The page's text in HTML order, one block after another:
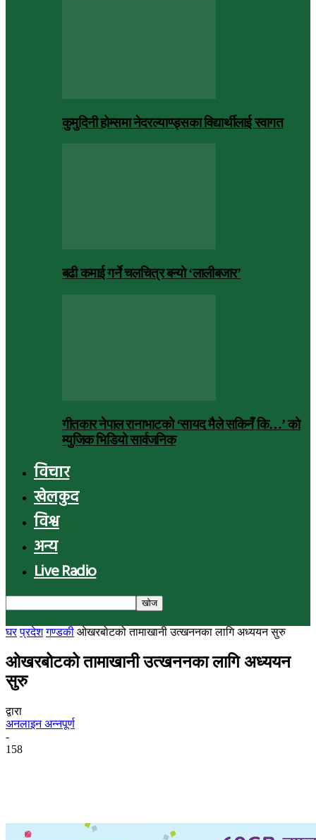
कुमुदिनी होम्समा नेदरल्याण्ड्सका विद्यार्थीलाई स्वागत
बढी कमाई गर्ने चलचित्र बन्यो ‘लालीबजार’
गीतकार नेपाल रानाभाटको ‘सायद मैले सकिनँ कि…’ को
म्युजिक भिडियो सार्वजनिक
विचार
खेलकुद
विश्व
अन्य
Live Radio
घर प्रदेश गण्डकी ओखरबोटको तामाखानी उत्खननका लागि अध्ययन सुरु
ओखरबोटको तामाखानी उत्खननका लागि अध्ययन
सुरु
द्वारा
अनलाइन अन्नपूर्ण
-
158